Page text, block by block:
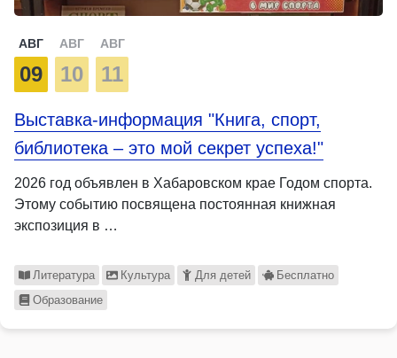
АВГ
09
АВГ
10
АВГ
11
Выставка-информация "Книга, спорт,
библиотека – это мой секрет успеха!"
2026 год объявлен в Хабаровском крае Годом спорта.
Этому событию посвящена постоянная книжная
экспозиция в …
Литература Культура Для детей
Бесплатно
Образование